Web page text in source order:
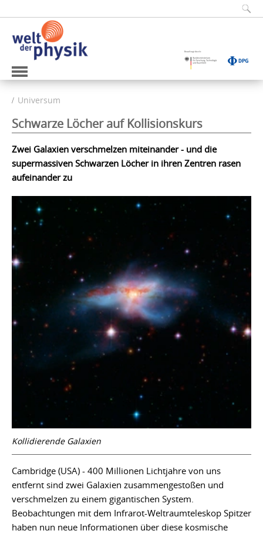
Universum
Schwarze Löcher auf Kollisionskurs
Zwei Galaxien verschmelzen miteinander - und die
supermassiven Schwarzen Löcher in ihren Zentren rasen
aufeinander zu
Kollidierende Galaxien
Cambridge (USA) - 400 Millionen Lichtjahre von uns
entfernt sind zwei Galaxien zusammengestoßen und
verschmelzen zu einem gigantischen System.
Beobachtungen mit dem Infrarot-Weltraumteleskop Spitzer
haben nun neue Informationen über diese kosmische